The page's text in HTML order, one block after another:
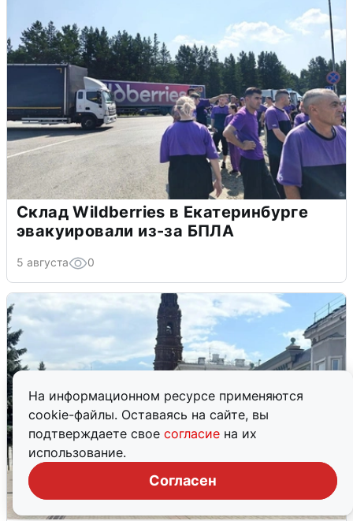
На информационном ресурсе применяются
cookie-файлы. Оставаясь на сайте, вы
подтверждаете свое согласие на их
использование.
Согласен
Склад Wildberries в Екатеринбурге
эвакуировали из-за БПЛА
5 августа 0